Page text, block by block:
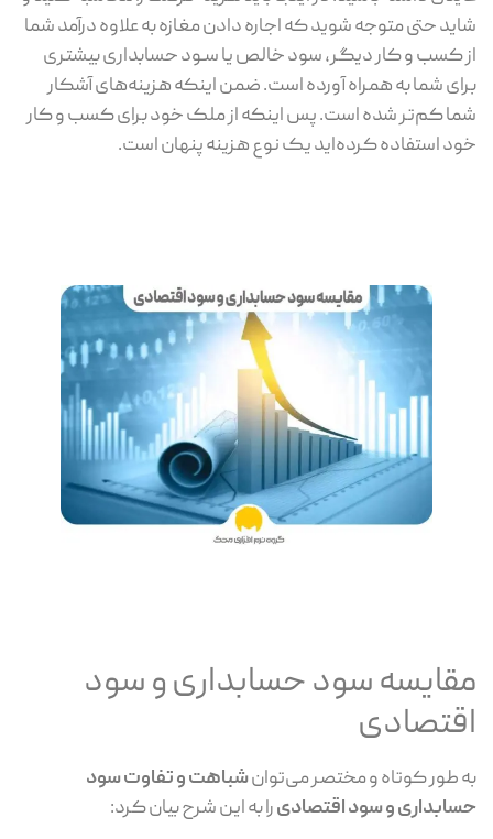
شاید حتی متوجه شوید که اجاره دادن مغازه به علاوه درآمد شما
از کسب و کار دیگر، سود خالص یا سـود حسابداری بیشتری
برای شما به همراه آورده است. ضمن اینکه هزینه‌های آشکار
شما کم‌تر شده است. پس اینکه از ملک خود برای کسب و کار
خود استفاده کرده‌اید یک نوع هزینه پنهان است.
مقایسه سود حسابداری و سود
اقتصادی
به طور کوتاه و مختصر می‌توانشباهت‌ و تفاوت سود
حسابداری و سود اقتصادیرا به این شرح بیان کرد: